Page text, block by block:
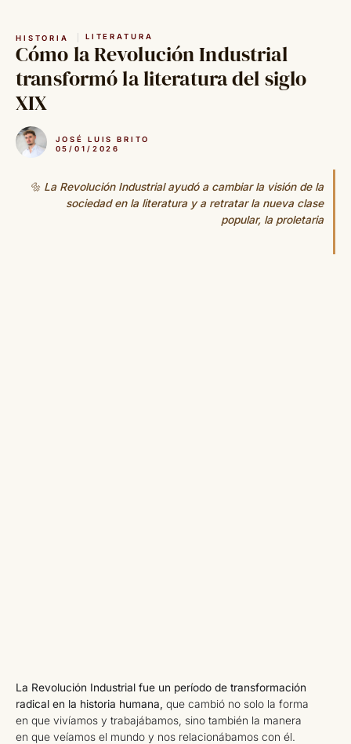
contenido
HISTORIA LITERATURA
Cómo la Revolución Industrial
transformó la literatura del siglo
XIX
JOSÉ LUIS BRITO
05/01/2026
🔩 La Revolución Industrial ayudó a cambiar la visión de la
sociedad en la literatura y a retratar la nueva clase
popular, la proletaria
La Revolución Industrial fue un período de transformación
radical en la historia humana, que cambió no solo la forma
en que vivíamos y trabajábamos, sino también la manera
en que veíamos el mundo y nos relacionábamos con él.